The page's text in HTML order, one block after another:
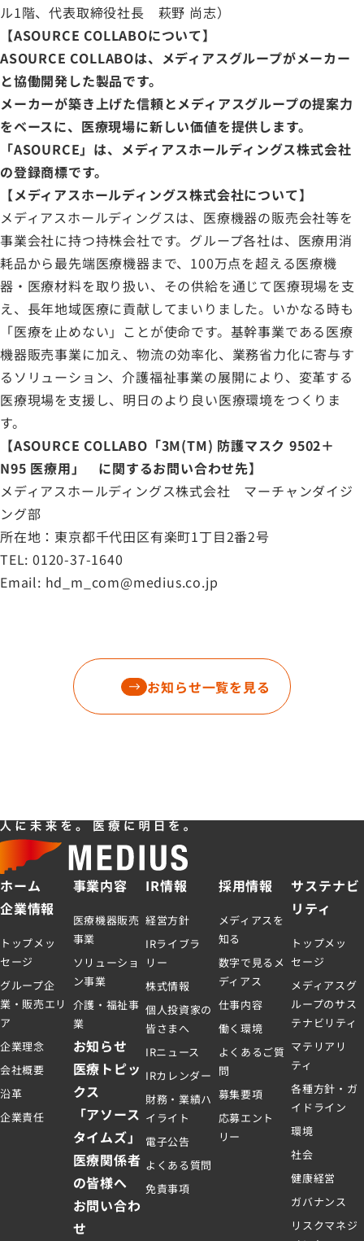
ル1階、代表取締役社長 萩野 尚志）
【ASOURCE COLLABOについて】
ASOURCE COLLABOは、メディアスグループがメーカー
と協働開発した製品です。
メーカーが築き上げた信頼とメディアスグループの提案力
をベースに、医療現場に新しい価値を提供します。
「ASOURCE」は、メディアスホールディングス株式会社
の登録商標です。
【メディアスホールディングス株式会社について】
メディアスホールディングスは、医療機器の販売会社等を
事業会社に持つ持株会社です。グループ各社は、医療用消
耗品から最先端医療機器まで、100万点を超える医療機
器・医療材料を取り扱い、その供給を通じて医療現場を支
え、長年地域医療に貢献してまいりました。いかなる時も
「医療を止めない」ことが使命です。基幹事業である医療
機器販売事業に加え、物流の効率化、業務省力化に寄与す
るソリューション、介護福祉事業の展開により、変革する
医療現場を支援し、明日のより良い医療環境をつくりま
す。
【ASOURCE COLLABO「3M(TM) 防護マスク 9502＋
N95 医療用」 に関するお問い合わせ先】
メディアスホールディングス株式会社 マーチャンダイジ
ング部
所在地：東京都千代田区有楽町1丁目2番2号
TEL: 0120-37-1640
Email: hd_m_com@medius.co.jp
お知らせ一覧を見る
ホーム
企業情報
トップメッ
セージ
グループ企
業・販売エリ
ア
企業理念
会社概要
沿革
企業責任
事業内容
医療機器販売
事業
ソリューショ
ン事業
介護・福祉事
業
お知らせ
医療トピッ
クス
「アソース
タイムズ」
医療関係者
の皆様へ
お問い合わ
せ
IR情報
経営方針
IRライブラ
リー
株式情報
個人投資家の
皆さまへ
IRニュース
IRカレンダー
財務・業績ハ
イライト
電子公告
よくある質問
免責事項
採用情報
メディアスを
知る
数字で見るメ
ディアス
仕事内容
働く環境
よくあるご質
問
募集要項
応募エント
リー
サステナビ
リティ
トップメッ
セージ
メディアスグ
ループのサス
テナビリティ
マテリアリ
ティ
各種方針・ガ
イドライン
環境
社会
健康経営
ガバナンス
リスクマネジ